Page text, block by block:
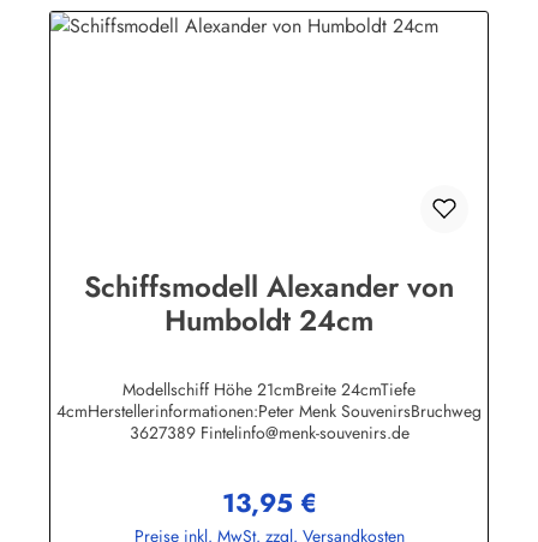
Schiffsmodell Alexander von
Humboldt 24cm
Modellschiff Höhe 21cmBreite 24cmTiefe
4cmHerstellerinformationen:Peter Menk SouvenirsBruchweg
3627389 Fintelinfo@menk-souvenirs.de
Regulärer Preis:
13,95 €
Preise inkl. MwSt. zzgl. Versandkosten